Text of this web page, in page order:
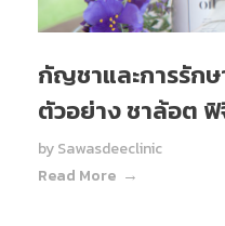
กัญชาและการรัก
ตัวอย่าง ชาล้อต
bySawasdeeclinic
Read More